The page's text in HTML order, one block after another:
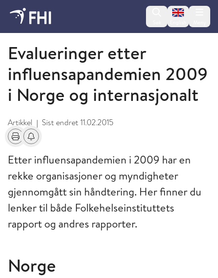
Change
Influensapandemier og beredskap
Evalueringer etter
influensapandemien 2009
i Norge og internasjonalt
Artikkel | Sist endret11.02.2015
Skriv utFå varsel om endringer
Etter influensapandemien i 2009 har en
rekke organisasjoner og myndigheter
gjennomgått sin håndtering. Her finner du
lenker til både Folkehelseinstituttets
rapport og andres rapporter.
Norge